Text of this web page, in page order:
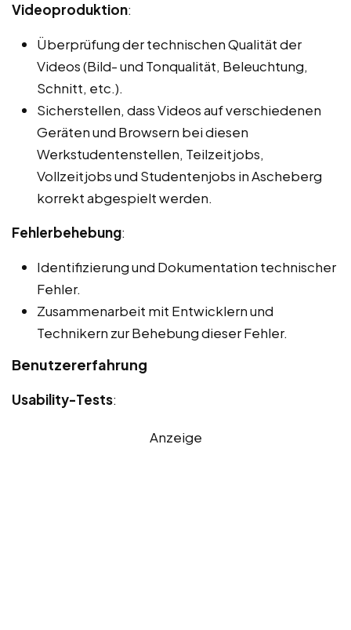
Videoproduktion:
Überprüfung der technischen Qualität der
Videos (Bild- und Tonqualität, Beleuchtung,
Schnitt, etc.).
Sicherstellen, dass Videos auf verschiedenen
Geräten und Browsern bei diesen
Werkstudentenstellen, Teilzeitjobs,
Vollzeitjobs und Studentenjobs in Ascheberg
korrekt abgespielt werden.
Fehlerbehebung:
Identifizierung und Dokumentation technischer
Fehler.
Zusammenarbeit mit Entwicklern und
Technikern zur Behebung dieser Fehler.
Benutzererfahrung
Usability-Tests:
Anzeige